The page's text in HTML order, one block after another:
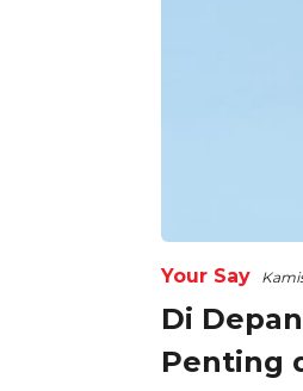
Your Say
Di
Penting